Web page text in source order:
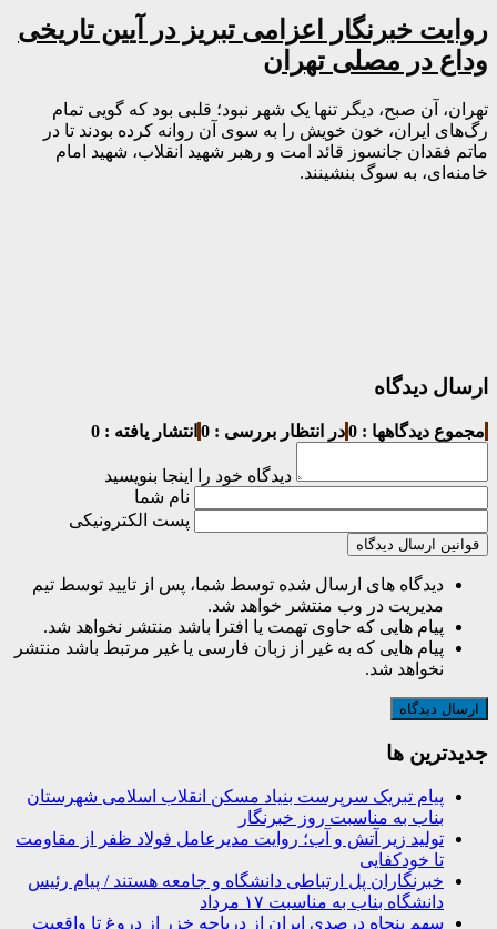
روایت خبرنگار اعزامی تبریز در آیین تاریخی
وداع در مصلی تهران
تهران، آن صبح، دیگر تنها یک شهر نبود؛ قلبی بود که گویی تمام
رگ‌های ایران، خون خویش را به سوی آن روانه کرده بودند تا در
ماتم فقدان جانسوز قائد امت و رهبر شهید انقلاب، شهید امام
خامنه‌ای، به سوگ بنشینند.
ارسال دیدگاه
مجموع دیدگاهها : 0 در انتظار بررسی : 0 انتشار یافته : 0
دیدگاه خود را اینجا بنویسید
نام شما
پست الکترونیکی
قوانین ارسال دیدگاه
دیدگاه های ارسال شده توسط شما، پس از تایید توسط تیم
مدیریت در وب منتشر خواهد شد.
پیام هایی که حاوی تهمت یا افترا باشد منتشر نخواهد شد.
پیام هایی که به غیر از زبان فارسی یا غیر مرتبط باشد منتشر
نخواهد شد.
جديدترين ها
پیام تبریک سرپرست بنیاد مسکن انقلاب اسلامی شهرستان
بناب به مناسبت روز خبرنگار
تولید زیر آتش و آب؛ روایت مدیرعامل فولاد ظفر از مقاومت
تا خودکفایی
خبرنگاران پل ارتباطی دانشگاه و جامعه هستند / پیام رئیس
دانشگاه بناب به مناسبت ۱۷ مرداد
سهم پنجاه درصدی ایران از دریاچه خزر از دروغ تا واقعیت